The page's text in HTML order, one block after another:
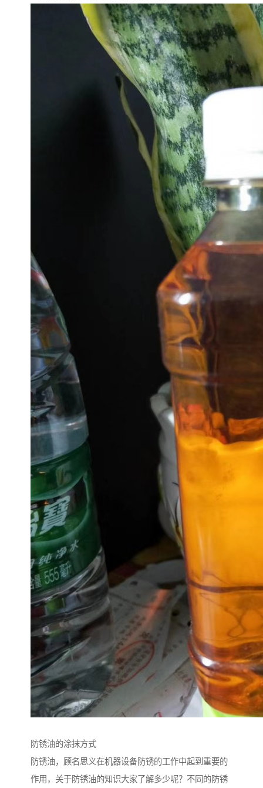
防锈油的涂抹方式
防锈油，顾名思义在机器设备防锈的工作中起到重要的
作用，关于防锈油的知识大家了解多少呢？不同的防锈